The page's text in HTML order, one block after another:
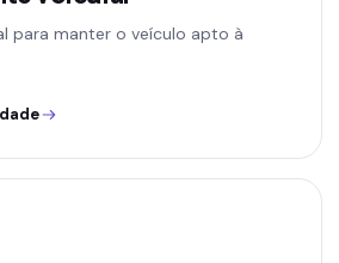
para manter o veículo apto à